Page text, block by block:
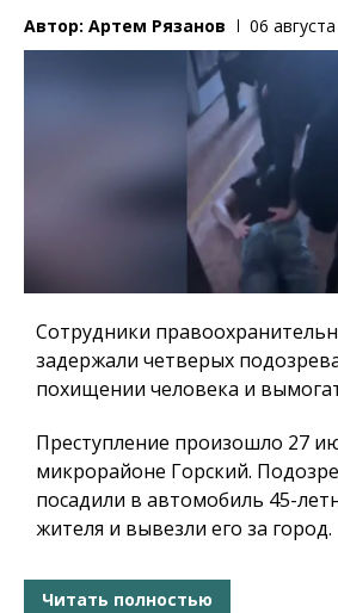
Автор: Артем Рязанов 06
Сотрудники
задержали четверых
похищении человека и
Преступление произошло 27
микрорайоне Горский.
посадили в автомобиль 45-
жителя и вывезли его за город.
Читать полностью